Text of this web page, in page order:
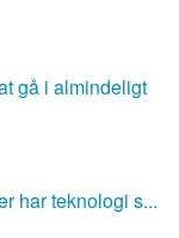
gå i almindeligt
har teknologi s...